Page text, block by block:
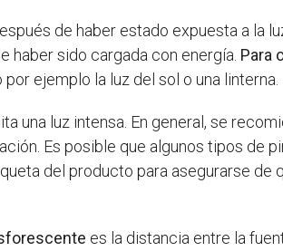
de haber estado expuesta a la
haber sido cargada con energía. Para
ejemplo la luz del sol o una linterna.
una luz intensa. En general, se
Es posible que algunos tipos de
del producto para asegurarse de
es la distancia entre la